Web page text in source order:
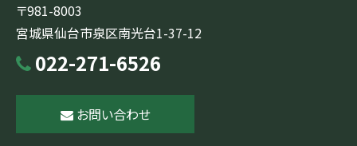
〒981-8003
宮城県仙台市泉区南光台1-37-12
022-271-6526
お問い合わせ